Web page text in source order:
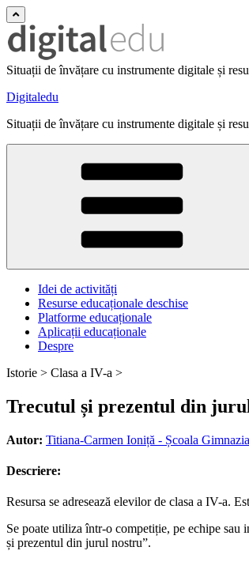
Situații de învățare cu instrumente digitale și
Digitaledu
Situații de învățare cu instrumente digitale și
Idei de activități
Resurse educaționale deschise
Platforme educaționale
Aplicații educaționale
Despre
Istorie > Clasa a IV-a >
Trecutul și prezentul din
Autor: Titiana-Carmen Ioniță - Școala
Descriere:
Resursa se adresează elevilor de clasa a IV-a.
Se poate utiliza într-o competiție, pe echipe
și prezentul din jurul nostru”.